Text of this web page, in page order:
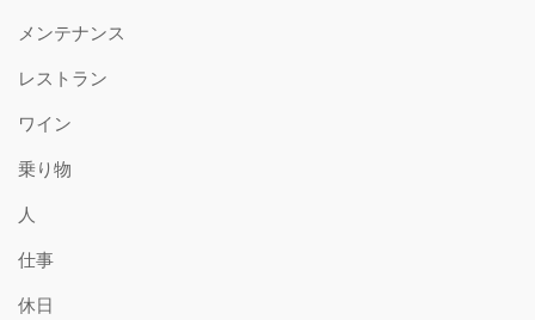
メンテナンス
レストラン
ワイン
乗り物
人
仕事
休日